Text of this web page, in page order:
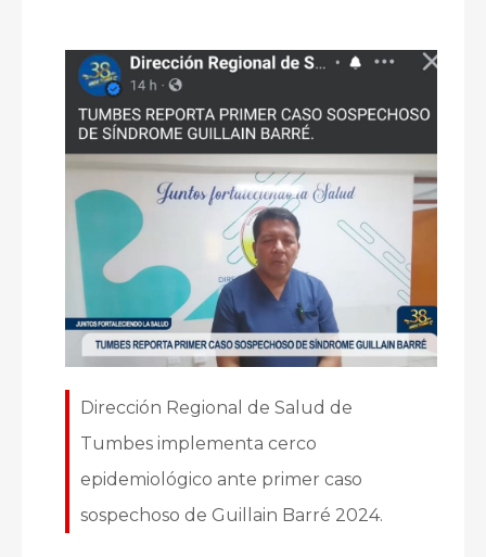
Dirección Regional de Salud de
Tumbes implementa cerco
epidemiológico ante primer caso
sospechoso de Guillain Barré 2024.